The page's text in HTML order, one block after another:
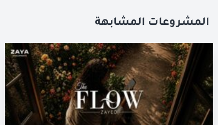
المشروعات المشابهة